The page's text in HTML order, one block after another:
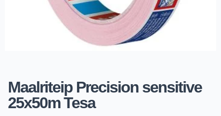
Maalriteip Precision sensitive
25x50m Tesa